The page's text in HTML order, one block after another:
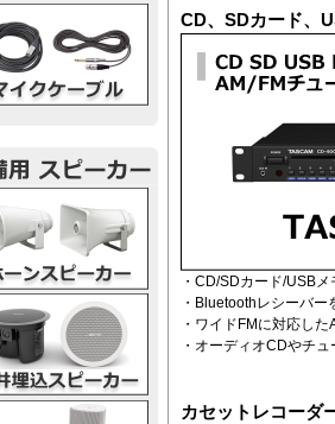
CD、SDカード、
・CD/SDカード/USB
・Bluetoothレシーバ
・ワイドFMに対応し
・オーディオCDやチ
カセットレコーダ